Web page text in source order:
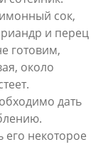
сок,
и перец
готовим,
около
дать
его некоторое